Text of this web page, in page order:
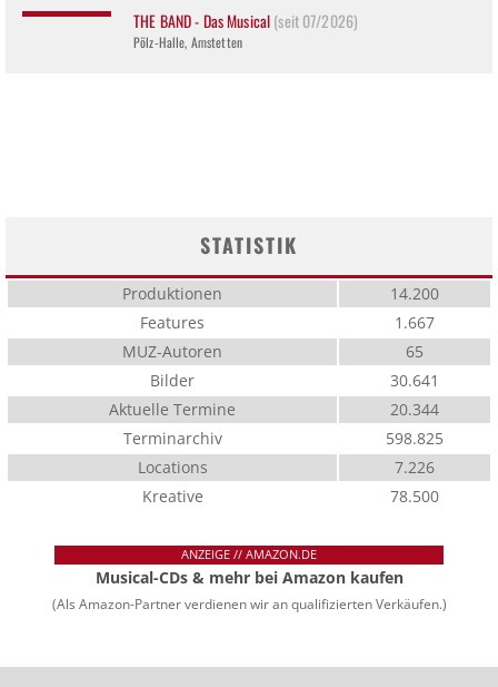
THE BAND - Das Musical(seit 07/2026)
Pölz-Halle, Amstetten
STATISTIK
Produktionen
14.200
Features
1.667
MUZ-Autoren
65
Bilder
30.641
Aktuelle Termine
20.344
Terminarchiv
598.825
Locations
7.226
Kreative
78.500
ANZEIGE // AMAZON.DE
Musical-CDs & mehr bei Amazon kaufen
(Als Amazon-Partner verdienen wir an qualifizierten Verkäufen.)